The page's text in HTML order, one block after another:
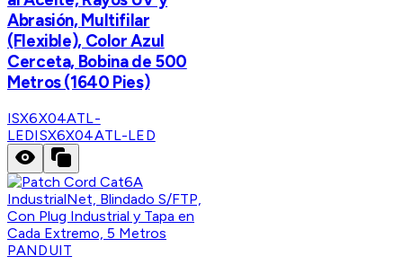
Abrasión, Multifilar
(Flexible), Color Azul
Cerceta, Bobina de 500
Metros (1640 Pies)
ISX6X04ATL-
LEDISX6X04ATL-LED
PANDUIT